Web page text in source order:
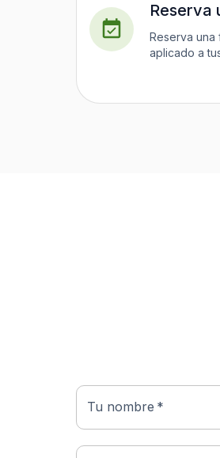
Reserva
Reserva una
aplicado a
Company website
Tu nombre *